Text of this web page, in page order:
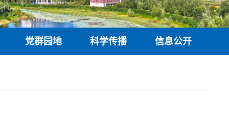
党群园地 科学传播 信息公开